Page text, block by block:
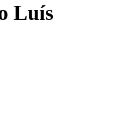
Luís